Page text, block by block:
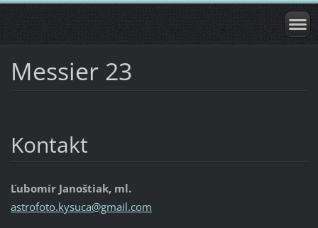
Messier 23
Kontakt
Ľubomír Janoštiak, ml.
astrofoto.kysuca@gmail.com